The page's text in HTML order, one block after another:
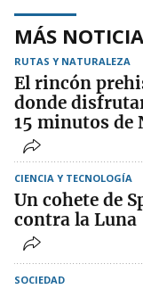
MÁS
RUTAS Y NATURALEZA
El rincón
donde
15 minutos de
CIENCIA Y TECNOLOGÍA
Un cohete de
contra la Luna
SOCIEDAD